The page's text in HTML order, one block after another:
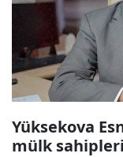
Yüksekova
mülk